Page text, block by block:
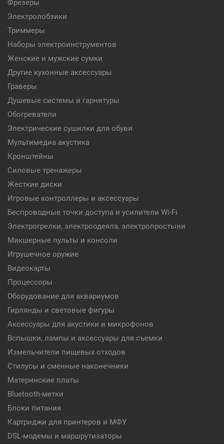
Фрезеры
Электролобзики
Триммеры
Наборы электроинструментов
Женские и мужские сумки
Другие кухонные аксессуары
Граверы
Душевые системы и гарнитуры
Обогреватели
Электрические сушилки для обуви
Мультимедиа акустика
Кронштейны
Силовые тренажеры
Жесткие диски
Игровые контроллеры и аксессуары
Беспроводные точки доступа и усилители Wi-Fi
Электрогрелки, электроодеяла, электропростыни
Микшерные пульты и консоли
Игрушечное оружие
Видеокарты
Процессоры
Оборудование для аквариумов
Гирлянды и световые фигуры
Аксессуары для акустики и микрофонов
Вспышки, лампы и аксессуары для съемки
Измельчители пищевых отходов
Стилусы и сменные наконечники
Материнские платы
Bluetooth-метки
Блоки питания
Картриджи для принтеров и МФУ
DSL-модемы и маршрутизаторы